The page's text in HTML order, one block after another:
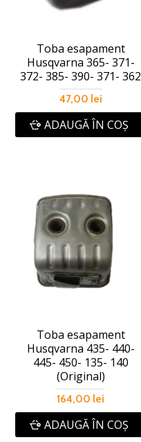
Toba esapament
Husqvarna 365- 371-
372- 385- 390- 371- 362
47,00 lei
ADAUGĂ ÎN COŞ
Toba esapament
Husqvarna 435- 440-
445- 450- 135- 140
(Original)
164,00 lei
ADAUGĂ ÎN COŞ